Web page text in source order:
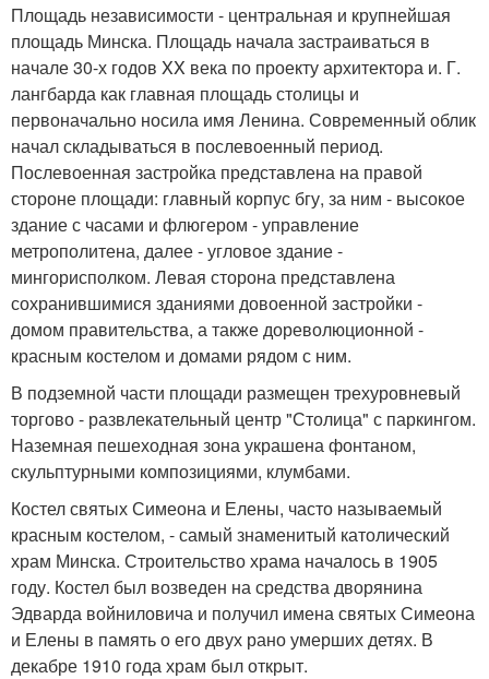
Площадь независимости - центральная и крупнейшая
площадь Минска. Площадь начала застраиваться в
начале 30-х годов XX века по проекту архитектора и. Г.
лангбарда как главная площадь столицы и
первоначально носила имя Ленина. Современный облик
начал складываться в послевоенный период.
Послевоенная застройка представлена на правой
стороне площади: главный корпус бгу, за ним - высокое
здание с часами и флюгером - управление
метрополитена, далее - угловое здание -
мингорисполком. Левая сторона представлена
сохранившимися зданиями довоенной застройки -
домом правительства, а также дореволюционной -
красным костелом и домами рядом с ним.
В подземной части площади размещен трехуровневый
торгово - развлекательный центр "Столица" с паркингом.
Наземная пешеходная зона украшена фонтаном,
скульптурными композициями, клумбами.
Костел святых Симеона и Елены, часто называемый
красным костелом, - самый знаменитый католический
храм Минска. Строительство храма началось в 1905
году. Костел был возведен на средства дворянина
Эдварда войниловича и получил имена святых Симеона
и Елены в память о его двух рано умерших детях. В
декабре 1910 года храм был открыт.